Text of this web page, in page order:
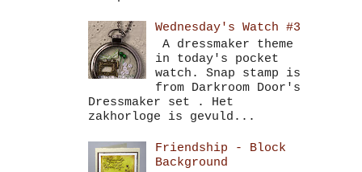
Wednesday's Watch #3
A dressmaker theme
in today's pocket
watch. Snap stamp is
from Darkroom Door's
Dressmaker set . Het
zakhorloge is gevuld...
Friendship - Block
Background